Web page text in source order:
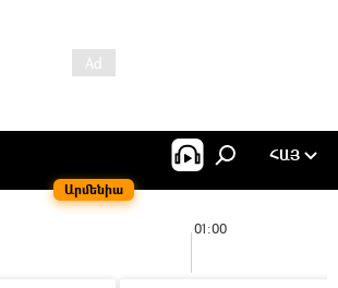
Արմենիա
ՀԱՅ
01:00